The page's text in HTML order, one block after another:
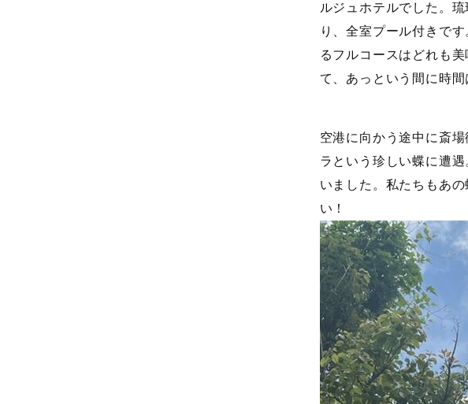
ルジュホテルでした。
り、全室プール付きで
るフルコースはどれも
て、あっという間に時間
空港に向かう途中に斎
ラという珍しい蝶に遭
いました。私たちもあ
い！